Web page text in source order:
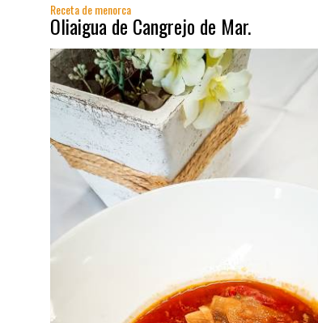
Receta de menorca
Oliaigua de Cangrejo de Mar.